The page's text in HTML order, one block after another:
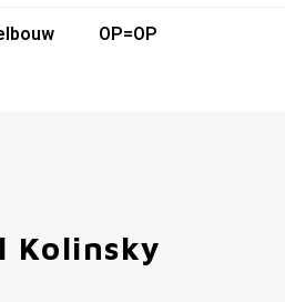
OP=OP
Kolinsky